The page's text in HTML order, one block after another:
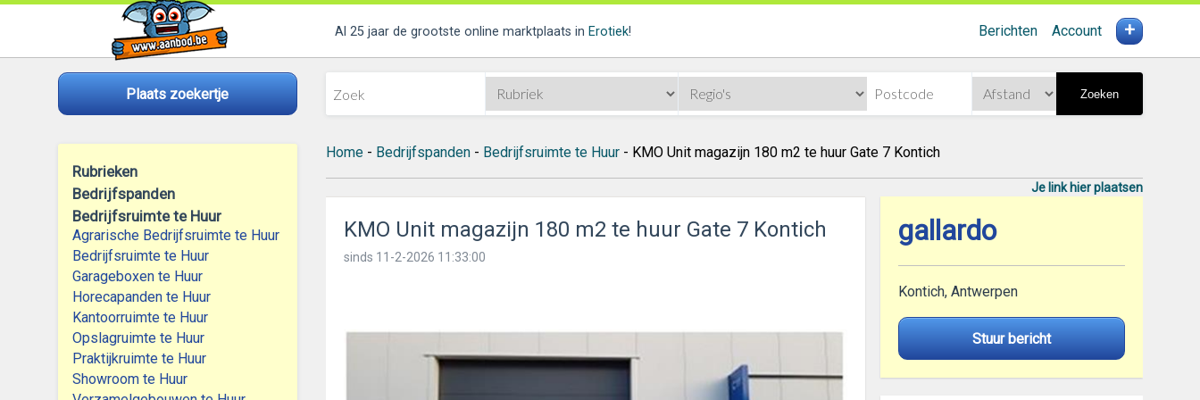
Al 25 jaar de grootste online marktplaats in Erotiek! Berichten Account +
Plaats zoekertje Zoeken
Rubrieken
Bedrijfspanden
Bedrijfsruimte te Huur
Agrarische Bedrijfsruimte te Huur
Bedrijfsruimte te Huur
Garageboxen te Huur
Horecapanden te Huur
Kantoorruimte te Huur
Opslagruimte te Huur
Praktijkruimte te Huur
Showroom te Huur
Home- Bedrijfspanden- Bedrijfsruimte te Huur- KMO Unit magazijn 180 m2 te huur Gate 7 Kontich
Je link hier plaatsen
KMO Unit magazijn 180 m2 te huur Gate 7 Kontich
sinds 11-2-2026 11:33:00
gallardo
Kontich, Antwerpen
Stuur bericht